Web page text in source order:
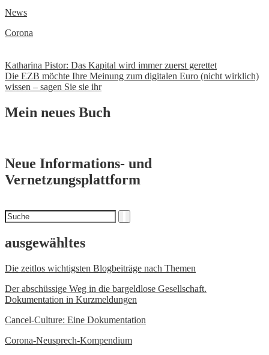
News
Corona
Beitrags-
Navigation
Katharina Pistor: Das Kapital wird immer zuerst gerettet
Die EZB möchte Ihre Meinung zum digitalen Euro (nicht wirklich)
wissen – sagen Sie sie ihr
Mein neues Buch
Neue Informations- und
Vernetzungsplattform
Suchen
nach
ausgewähltes
Die zeitlos wichtigsten Blogbeiträge nach Themen
Der abschüssige Weg in die bargeldlose Gesellschaft.
Dokumentation in Kurzmeldungen
Cancel-Culture: Eine Dokumentation
Corona-Neusprech-Kompendium